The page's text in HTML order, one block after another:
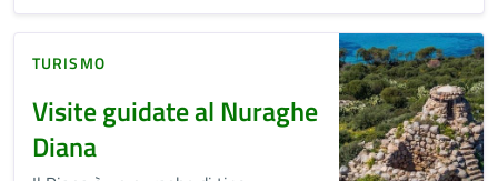
TURISMO
Visite guidate al Nuraghe
Diana